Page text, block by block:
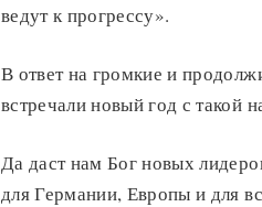
ведут к прогрессу».
В ответ на громкие и
встречали новый год с такой
Да даст нам Бог новых
для Германии, Европы и для